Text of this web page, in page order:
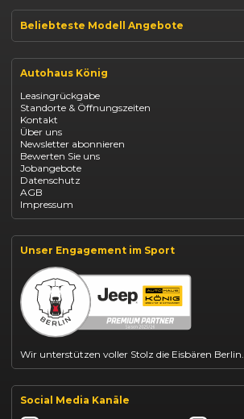
Beliebteste Modell Angebote
Renault Arkana Leasing
Renault Captur Leasing
Opel Astra leasen
Opel Mokka kaufen
Opel Grandland finanzieren
Opel Vivaro Gewerbeleasing
Fiat 500 finanzieren
Fiat Panda leasen
Dacia Duster finanzieren
Dacia Sandero kaufen
Dacia Jogger leasen
Jeep Compass leasen
Jeep Renegade finanzieren
Suzuki Swift finanzieren
BYD Dolphin finanzieren
Kia Ceed finanzieren
Kia Sportage leasen
Mazda CX-30 finanzieren
Citroën C3 leasen
Autohaus König
Leasingrückgabe
Standorte & Öffnungszeiten
Kontakt
Über uns
Newsletter abonnieren
Bewerten Sie uns
Jobangebote
Datenschutz
AGB
Impressum
Unser Engagement im Sport
Wir unterstützen voller Stolz die Eisbären Berlin.
Social Media Kanäle